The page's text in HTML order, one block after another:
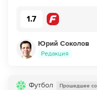
1.7
Юрий Соколов
Редакция
Футбол Прошедшее